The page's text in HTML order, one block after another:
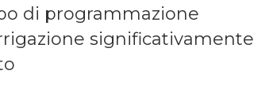
di programmazione
significativamente